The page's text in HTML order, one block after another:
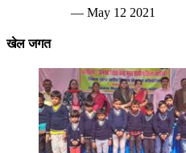
— May 12 2021
खेल जगत